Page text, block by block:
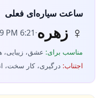
ساعت سیاره‌ای فعلی
♀ زهره·
6:21 PM
PM
مناسب برای: عشق، زیبایی،
اجتناب: درگیری، کار سخت،